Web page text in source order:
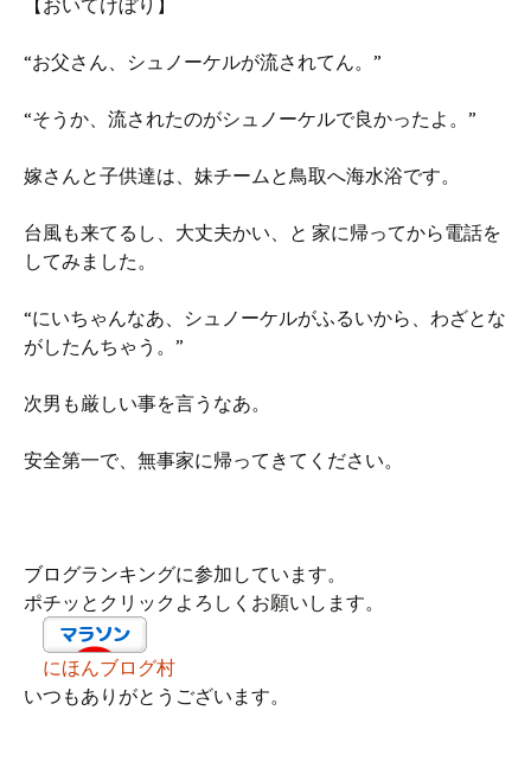
プ
【おいてけぼり】
“お父さん、シュノーケルが流されてん。”
“そうか、流されたのがシュノーケルで良かったよ。”
嫁さんと子供達は、妹チームと鳥取へ海水浴です。
台風も来てるし、大丈夫かい、と 家に帰ってから電話を
してみました。
“にいちゃんなあ、シュノーケルがふるいから、わざとな
がしたんちゃう。”
次男も厳しい事を言うなあ。
安全第一で、無事家に帰ってきてください。
ブログランキングに参加しています。
ポチッとクリックよろしくお願いします。
にほんブログ村
いつもありがとうございます。